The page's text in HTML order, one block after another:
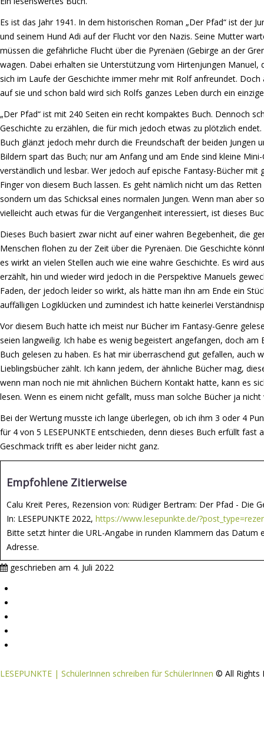
Es ist das Jahr 1941. In dem historischen Roman „Der Pfad“ ist der
und seinem Hund Adi auf der Flucht vor den Nazis. Seine Mutter
müssen die gefährliche Flucht über die Pyrenäen (Gebirge an der
wagen. Dabei erhalten sie Unterstützung vom Hirtenjungen Manuel,
sich im Laufe der Geschichte immer mehr mit Rolf anfreundet.
auf sie und schon bald wird sich Rolfs ganzes Leben durch ein
„Der Pfad“ ist mit 240 Seiten ein recht kompaktes Buch. Dennoch
Geschichte zu erzählen, die für mich jedoch etwas zu plötzlich
Buch glänzt jedoch mehr durch die Freundschaft der beiden Jungen
Bildern spart das Buch; nur am Anfang und am Ende sind kleine
verständlich und lesbar. Wer jedoch auf epische Fantasy-Bücher
Finger von diesem Buch lassen. Es geht nämlich nicht um das
sondern um das Schicksal eines normalen Jungen. Wenn man aber
vielleicht auch etwas für die Vergangenheit interessiert, ist dieses
Dieses Buch basiert zwar nicht auf einer wahren Begebenheit, die
Menschen flohen zu der Zeit über die Pyrenäen. Die Geschichte
es wirkt an vielen Stellen auch wie eine wahre Geschichte. Es wird
erzählt, hin und wieder wird jedoch in die Perspektive Manuels
Faden, der jedoch leider so wirkt, als hätte man ihn am Ende ein
auffälligen Logiklücken und zumindest ich hatte keinerlei
Vor diesem Buch hatte ich meist nur Bücher im Fantasy-Genre
seien langweilig. Ich habe es wenig begeistert angefangen, doch am
Buch gelesen zu haben. Es hat mir überraschend gut gefallen, auch
Lieblingsbücher zählt. Ich kann jedem, der ähnliche Bücher mag,
wenn man noch nie mit ähnlichen Büchern Kontakt hatte, kann es
lesen. Wenn es einem nicht gefällt, muss man solche Bücher ja nicht
Bei der Wertung musste ich lange überlegen, ob ich ihm 3 oder 4
für 4 von 5 LESEPUNKTE entschieden, denn dieses Buch erfüllt fast
Geschmack trifft es aber leider nicht ganz.
Empfohlene Zitierweise
Calu Kreit Peres, Rezension von: Rüdiger Bertram: Der Pfad - Die
In: LESEPUNKTE 2022, https://www.lesepunkte.de/
Bitte setzt hinter die URL-Angabe in runden Klammern das Datum
Adresse.
geschrieben am 4. Juli 2022
LESEPUNKTE | SchülerInnen schreiben für SchülerInnen © All